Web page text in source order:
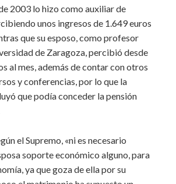
2003 lo hizo como auxiliar de
unos ingresos de 1.649 euros
que su esposo, como profesor
de Zaragoza, percibió desde
al mes, además de contar con otros
y conferencias, por lo que la
que podía conceder la pensión
el Supremo, «ni es necesario
soporte económico alguno, para
ya que goza de ella por su